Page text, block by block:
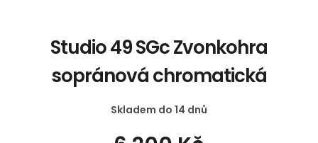
Studio 49 SGc Zvonkohra
sopránová chromatická
Skladem do 14 dnů